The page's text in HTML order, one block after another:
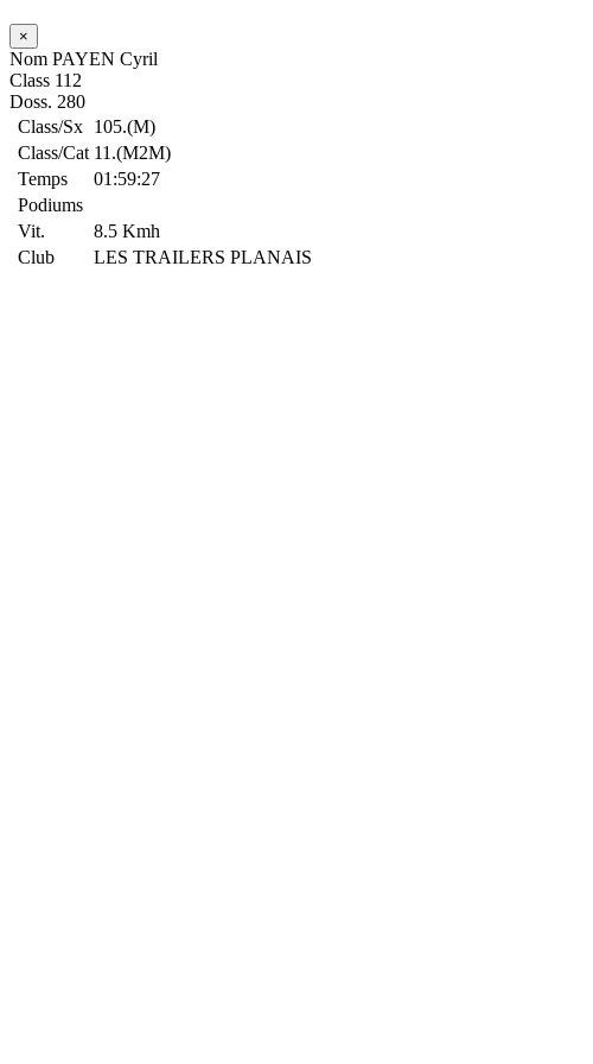
×
Nom PAYEN Cyril
Class 112
Doss. 280
Class/Sx 105.(M)
Class/Cat 11.(M2M)
Temps
01:59:27
Podiums
Vit.
8.5 Kmh
Club
LES TRAILERS PLANAIS